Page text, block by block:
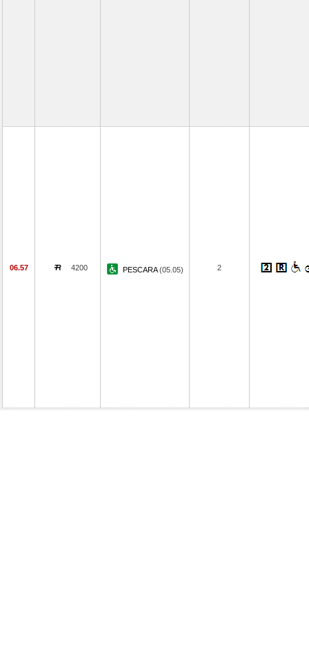
06.57 4200 PESCARA(05.05) 2